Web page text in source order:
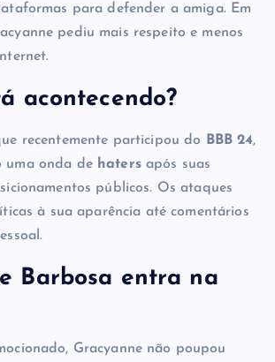
para defender a amiga. Em
pediu mais respeito e menos
acontecendo?
recentemente participou do BBB 24,
uma onda de hatersapós suas
públicos. Os ataques
à sua aparência até comentários
Barbosa entra na
Gracyanne não poupou